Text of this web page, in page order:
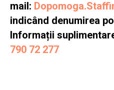
mail:
indicând denumirea
Informații
790 72 277